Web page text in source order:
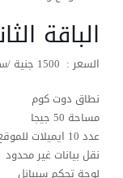
الباقة
السعر : 1500 جنية /سنويا بدلا من 2000 جنية
نطاق دوت كوم
مساحة 50 جيجا
عدد 10 ايميلات للموقع
نقل بيانات غير محدود
لوحة تحكم سيبانل